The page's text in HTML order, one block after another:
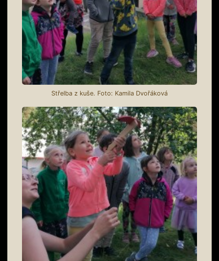
Střelba z kuše. Foto: Kamila Dvořáková